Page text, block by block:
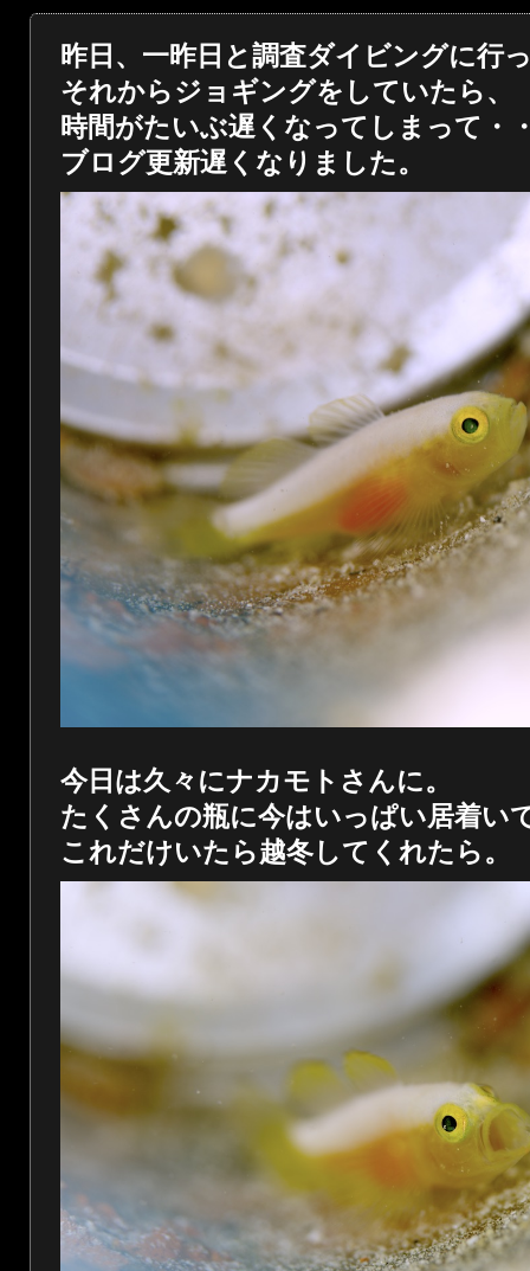
昨日、一昨日と調査ダイビングに行
それからジョギングをしていたら、
時間がたいぶ遅くなってしまって・
ブログ更新遅くなりました。
今日は久々にナカモトさんに。
たくさんの瓶に今はいっぱい居着い
これだけいたら越冬してくれたら。